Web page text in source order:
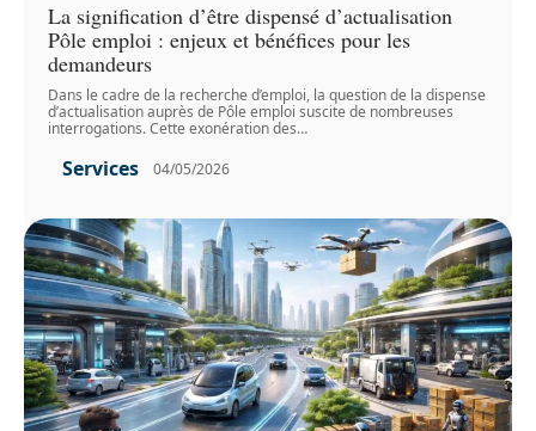
La signification d’être dispensé d’actualisation
Pôle emploi : enjeux et bénéfices pour les
demandeurs
Dans le cadre de la recherche d’emploi, la question de la dispense
d’actualisation auprès de Pôle emploi suscite de nombreuses
interrogations. Cette exonération des…
Services 04/05/2026